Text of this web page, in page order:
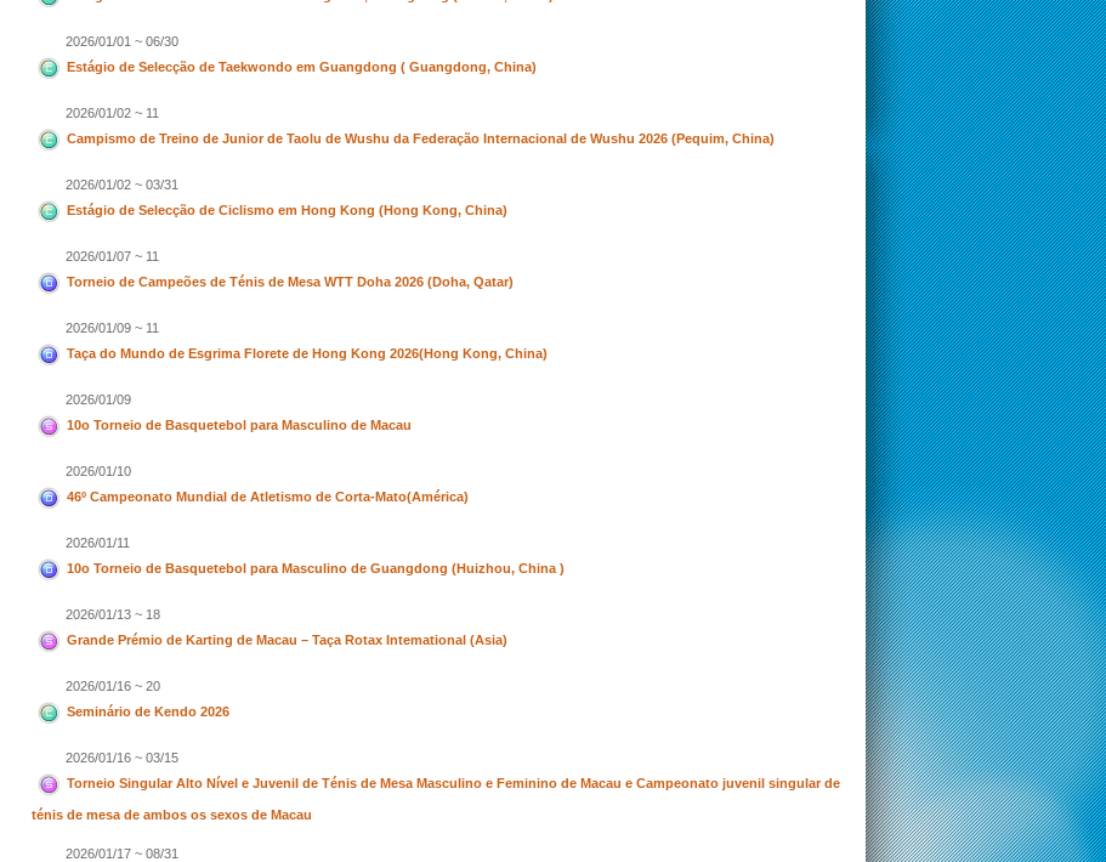
2026/01/01 ~ 06/30
Estágio de Selecção de Taekwondo em Guangdong ( Guangdong, China)
2026/01/02 ~ 11
Campismo de Treino de Junior de Taolu de Wushu da Federação Internacional de Wushu 2026 (Pequim, China)
2026/01/02 ~ 03/31
Estágio de Selecção de Ciclismo em Hong Kong (Hong Kong, China)
2026/01/07 ~ 11
Torneio de Campeões de Ténis de Mesa WTT Doha 2026 (Doha, Qatar)
2026/01/09 ~ 11
Taça do Mundo de Esgrima Florete de Hong Kong 2026(Hong Kong, China)
2026/01/09
10o Torneio de Basquetebol para Masculino de Macau
2026/01/10
46º Campeonato Mundial de Atletismo de Corta-Mato(América)
2026/01/11
10o Torneio de Basquetebol para Masculino de Guangdong (Huizhou, China )
2026/01/13 ~ 18
Grande Prémio de Karting de Macau – Taça Rotax Intemational (Asia)
2026/01/16 ~ 20
Seminário de Kendo 2026
2026/01/16 ~ 03/15
Torneio Singular Alto Nível e Juvenil de Ténis de Mesa Masculino e Feminino de Macau e Campeonato juvenil singular de
ténis de mesa de ambos os sexos de Macau
2026/01/17 ~ 08/31